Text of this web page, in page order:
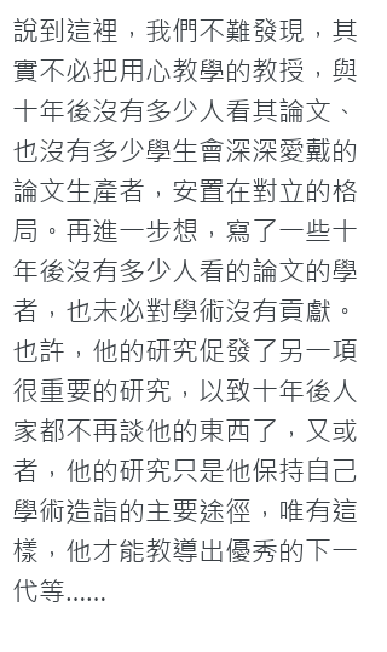
說到這裡，我們不難發現，其
實不必把用心教學的教授，與
十年後沒有多少人看其論文、
也沒有多少學生會深深愛戴的
論文生產者，安置在對立的格
局。再進一步想，寫了一些十
年後沒有多少人看的論文的學
者，也未必對學術沒有貢獻。
也許，他的研究促發了另一項
很重要的研究，以致十年後人
家都不再談他的東西了，又或
者，他的研究只是他保持自己
學術造詣的主要途徑，唯有這
樣，他才能教導出優秀的下一
代等……